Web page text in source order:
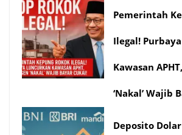
Pemerintah
Ilegal!
Kawasan
‘Nakal’ Wajib
Deposito